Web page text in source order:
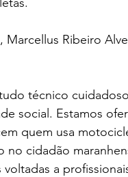
Ribeiro
técnico
social. Estamos
quem usa
cidadão
a